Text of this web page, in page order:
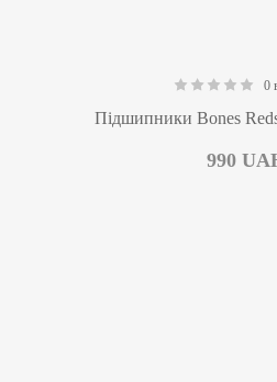
0
Підшипники Bones
990